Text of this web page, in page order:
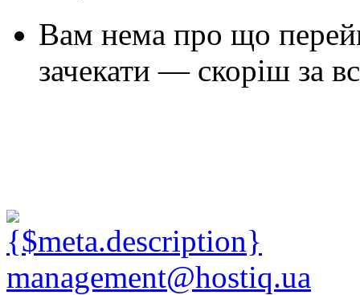
Вам нема про що
зачекати — скоріш за
management@hostiq.ua